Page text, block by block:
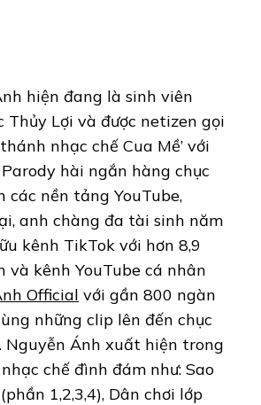
hiện đang là sinh viên
Thủy Lợi và được netizen gọi
nhạc chế Cua Mề’ với
hài ngắn hàng chục
nền tảng YouTube,
anh chàng đa tài sinh năm
kênh TikTok với hơn 8,9
kênh YouTube cá nhân
Official với gần 800 ngàn
những clip lên đến chục
Nguyễn Ánh xuất hiện trong
chế đình đám như: Sao
1,2,3,4), Dân chơi lớp